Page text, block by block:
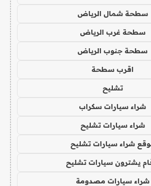
سطحة شمال الرياض
سطحة غرب الرياض
سطحة جنوب الرياض
اقرب سطحة
تشليح
شراء سيارات سكراب
شراء سيارات تشليح
شراء سيارات تشليح
يشترون سيارات تشليح
شراء سيارات مصدومة